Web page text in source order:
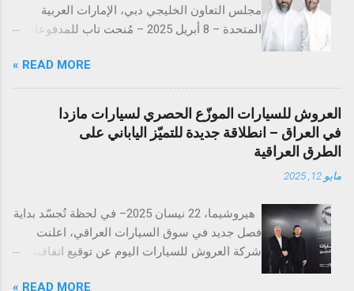
مجلس التعاون الخليجي دبي، الإمارات العربية
المتحدة – 8 أبريل 2025 – مُنحت تاب للمدفوعات
مصرف الإمارات العربية المتحدة المركزي
(CBUAE)، في خطوة تُعد إنجازاً بارزاً يعزز من حضور
الشركة في السوق الإماراتية. وبذلك، تستكمل تاب
للمدفوعات جميع الموافقات التنظيمية والتراخيص
المطلوبة في دول مجلس التعاون الخليجي. تُعد
استكمال التراخيص في كلٍّ من السعودية، الكويت،
قطر، البحرين، عُمان، والإمارات، تواصل تاب
للمدفوعات ترسيخ مكانتها كأحد أكثر مزوّدي
READ MORE »
العروش للسيارات الموزّع الحصري لسيارات مازدا
في العراق – انطلاقة جديدة للتميّز الياباني على
الطرق العراقية
مايو 12, 2025
هيروشيما، 22 نيسان 2025– في لحظة تُجسّد بداية
فصل جديد في سوق السيارات العراقي، اعلنت
شركة العروش للسيارات اليوم عن توقيع اتفاقية
READ MORE »